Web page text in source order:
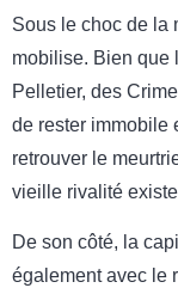
Sous le choc de la
mobilise. Bien que
Pelletier, des
de rester immobile
retrouver le
vieille rivalité
De son côté, la
également avec le